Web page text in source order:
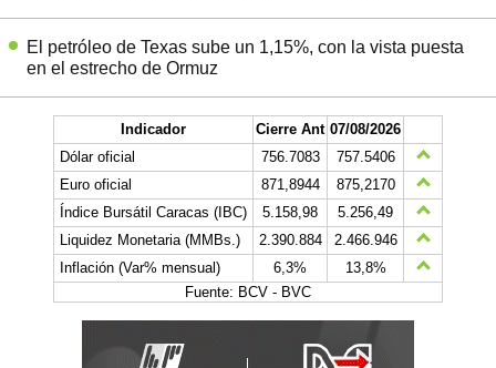
El petróleo de Texas sube un 1,15%, con la vista puesta
en el estrecho de Ormuz
Indicador Cierre Ant 07/08/2026
Dólar oficial
756.7083
757.5406
Euro oficial
871,8944
875,2170
Índice Bursátil Caracas (IBC)
5.158,98
5.256,49
Liquidez Monetaria (MMBs.)
2.390.884
2.466.946
Inflación (Var% mensual)
6,3%
13,8%
Fuente: BCV - BVC